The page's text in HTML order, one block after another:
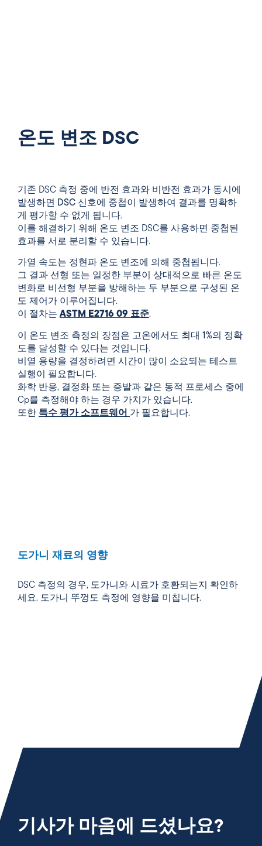
온도 변조 DSC
기존 DSC 측정 중에
반전 효과와 비반전 효과가 동시에
발생하면 DSC 신호에 중첩이 발생하여 결과를 명확하
게 평가할 수 없게 됩니다.
이를 해결하기 위해 온도 변조 DSC를 사용하면 중첩된
효과를 서로 분리할 수 있습니다.
가열 속도는 정현파 온도 변조에 의해 중첩됩니다.
그 결과 선형 또는 일정한 부분이 상대적으로 빠른 온도
변화로 비선형 부분을 방해하는 두 부분으로 구성된 온
도 제어가 이루어집니다.
이 절차는 ASTM E2716 09 표준.
이 온도 변조 측정의 장점은 고온에서도 최대 1%의 정확
도를 달성할 수 있다는 것입니다.
비열 용량을 결정하려면 시간이 많이 소요되는 테스트
실행이 필요합니다.
화학 반응, 결정화 또는 증발과 같은 동적 프로세스 중에
Cp를 측정해야 하는 경우 가치가 있습니다.
또한 특수 평가 소프트웨어 가 필요합니다.
도가니 재료의 영향
DSC 측정의 경우, 도가니와 시료가 호환되는지 확인하
세요. 도가니 뚜껑도 측정에 영향을 미칩니다.
기사가 마음에 드셨나요?